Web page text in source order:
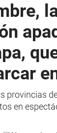
provincias
en